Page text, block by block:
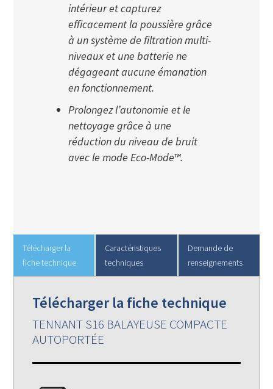
intérieur et capturez
efficacement la poussière grâce
à un système de filtration multi-
niveaux et une batterie ne
dégageant aucune émanation
en fonctionnement.
Prolongez l’autonomie et le
nettoyage grâce à une
réduction du niveau de bruit
avec le mode Eco-Mode™.
Télécharger la
fiche technique
Caractéristiques
techniques
Demande de
renseignements
Télécharger la fiche technique
TENNANT S16 BALAYEUSE COMPACTE
AUTOPORTÉE